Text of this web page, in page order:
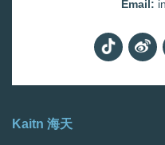
Email:
Kaitn 海天